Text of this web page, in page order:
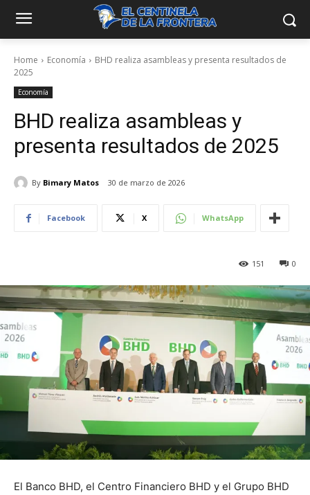
Home Economía
​BHD realiza asambleas y presenta resultados de
2025
Economía
​BHD realiza asambleas y
presenta resultados de 2025
By Bimary Matos 30 de marzo de 2026
Facebook X WhatsApp
0
151
El Banco BHD, el Centro Financiero BHD y el Grupo BHD